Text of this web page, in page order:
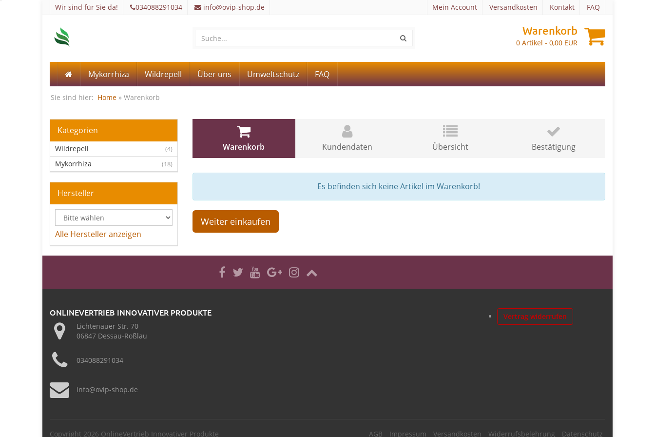
Wir sind für Sie da! 034088291034 info@ovip-shop.de Mein Account Versandkosten Kontakt FAQ
Warenkorb
0 Artikel -0,00 EUR
Mykorrhiza Wildrepell Über uns Umweltschutz FAQ
Sie sind hier: Home » Warenkorb
Warenkorb Kundendaten Übersicht Bestätigung
Es befinden sich keine Artikel im Warenkorb!
Weiter einkaufen
Kategorien
Wildrepell (4)
Mykorrhiza (18)
Hersteller
Alle Hersteller anzeigen
ONLINEVERTRIEB INNOVATIVER PRODUKTE
Lichtenauer Str. 70
06847 Dessau-Roßlau
034088291034
info@ovip-shop.de
Vertrag widerrufen
Copyright 2026 OnlineVertrieb Innovativer Produkte AGB Impressum Versandkosten Widerrufsbelehrung Datenschutz